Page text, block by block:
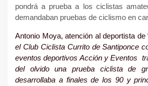
pondrá a prueba a los ciclistas
demandaban pruebas de ciclismo en
Antonio Moya, atención al deportista de
el Club Ciclista Currito de Santiponce
eventos deportivos Acción y Eventos
del olvido una prueba ciclista de
desarrollaba a finales de los 90 y